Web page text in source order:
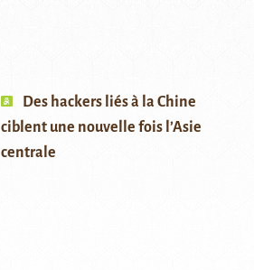
Des hackers liés à la Chine
ciblent une nouvelle fois l’Asie
centrale